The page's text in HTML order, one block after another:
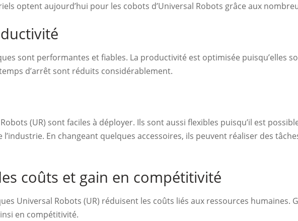
optent aujourd’hui pour les cobots d’Universal Robots grâce aux
sont performantes et fiables. La productivité est optimisée puisqu’elles
d’arrêt sont réduits considérablement.
(UR) sont faciles à déployer. Ils sont aussi flexibles puisqu’il est
En changeant quelques accessoires, ils peuvent réaliser des
coûts et gain en compétitivité
Universal Robots (UR) réduisent les coûts liés aux ressources humaines.
en compétitivité.